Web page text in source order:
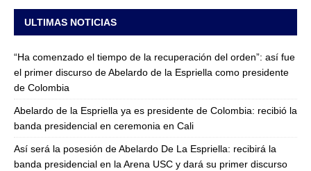
ULTIMAS NOTICIAS
“Ha comenzado el tiempo de la recuperación del orden”: así fue
el primer discurso de Abelardo de la Espriella como presidente
de Colombia
Abelardo de la Espriella ya es presidente de Colombia: recibió la
banda presidencial en ceremonia en Cali
Así será la posesión de Abelardo De La Espriella: recibirá la
banda presidencial en la Arena USC y dará su primer discurso